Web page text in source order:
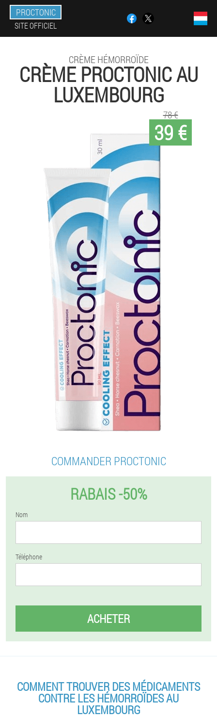
PROCTONIC
SITE OFFICIEL
CRÈME HÉMORROÏDE
CRÈME PROCTONIC AU
LUXEMBOURG
39 €
78 €
COMMANDER PROCTONIC
RABAIS -50%
Nom
Téléphone
ACHETER
COMMENT TROUVER DES MÉDICAMENTS
CONTRE LES HÉMORROÏDES AU
LUXEMBOURG